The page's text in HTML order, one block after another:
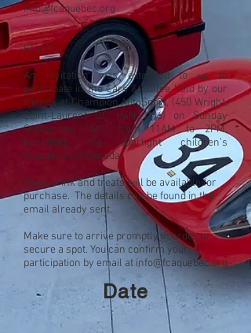
info@fcaquebec.org
Friends,
An invitation was extended to us to
participate in the Cars & Coffee held by our
friends at Champion AutoSport, (450 Wright,
Saint-Laurent QC H4N 1M6) on Sunday
September 14th, from 11AM to 2PM,
benefiting the Starlight children’s
foundation of Canada.
Food, drink and treats will be available for
purchase. The details can be found in the
email already sent.
Make sure to arrive promptly in order to
secure a spot. You can confirm your
participation by email at info@fcaquebec.org
Date